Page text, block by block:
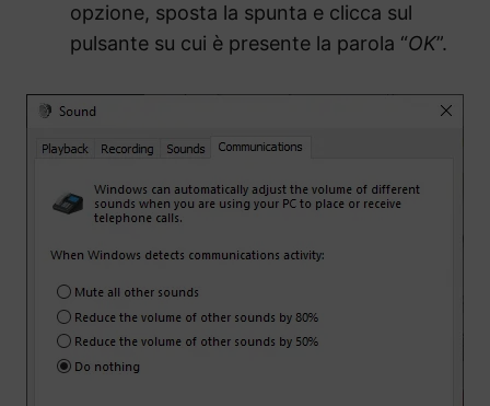
opzione, sposta la spunta e clicca sul
pulsante su cui è presente la parola “OK”.